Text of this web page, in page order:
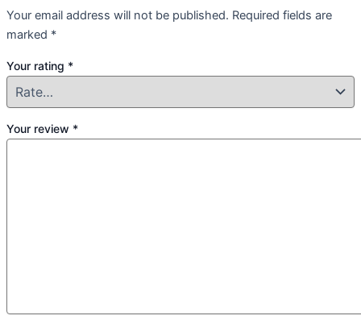
Your email address will not be published. Required fields are
marked *
Your rating *
Your review *